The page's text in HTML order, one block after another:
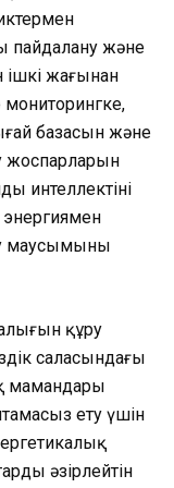
пайдалану және
ішкі жағынан
базасын және
жоспарларын
интеллектіні
маусымының
құру
саласындағы
мамандары
ету үшін
әзірлейтін